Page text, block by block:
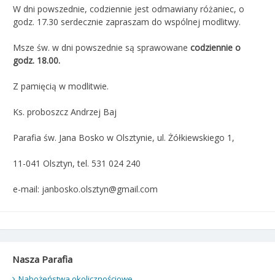
W dni powszednie, codziennie jest odmawiany różaniec, o
godz. 17.30 serdecznie zapraszam do wspólnej modlitwy.
Msze św. w dni powszednie są sprawowane codziennie o
godz. 18.00.
Z pamięcią w modlitwie.
Ks. proboszcz Andrzej Baj
Parafia św. Jana Bosko w Olsztynie, ul. Żółkiewskiego 1,
11-041 Olsztyn, tel. 531 024 240
e-mail: janbosko.olsztyn@gmail.com
Nasza Parafia